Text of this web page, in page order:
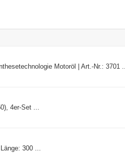
Motoröl | Art.-Nr.: 3701 ...
4er-Set ...
300 ...